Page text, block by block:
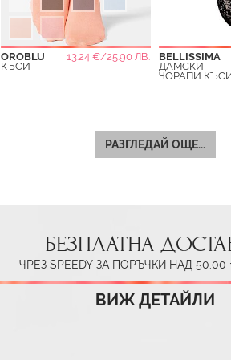
OROBLU
13.24 €/25.90 ЛВ.
КЪСИ
BELLISSIMA
ДАМСКИ
ЧОРАПИ
РАЗГЛЕДАЙ ОЩЕ...
БЕЗПЛАТНА
ЧРЕЗ SPEEDY ЗА ПОРЪЧКИ НАД 50.00
ВИЖ ДЕТАЙЛИ